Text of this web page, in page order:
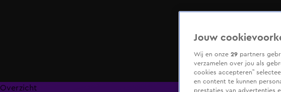
Overzicht
Jouw
Wij en onze 29 partners
verzamelen over jou als
cookies accepteren”
en content te kunnen
prestaties van advertenties